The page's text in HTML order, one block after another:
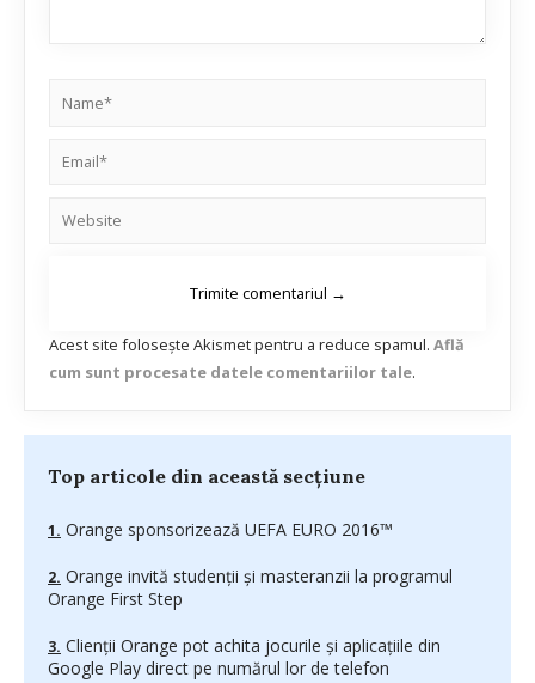
Acest site folosește Akismet pentru a reduce spamul. Află
cum sunt procesate datele comentariilor tale.
Top articole din această secțiune
Orange sponsorizează UEFA EURO 2016™
Orange invită studenții și masteranzii la programul
Orange First Step
Clienţii Orange pot achita jocurile și aplicațiile din
Google Play direct pe numărul lor de telefon